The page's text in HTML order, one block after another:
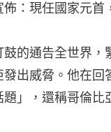
：現任國家元首
的通告全世界
出威脅。他在回
」，還稱哥倫比